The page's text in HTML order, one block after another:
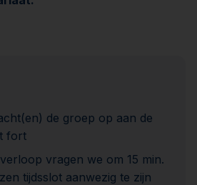
de groep op aan de
fort
vragen we om 15 min.
tijdsslot aanwezig te zijn